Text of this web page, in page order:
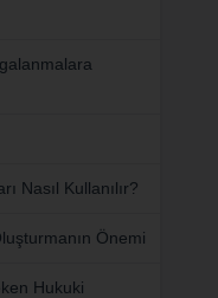
Nasıl Kullanılır?
Önemi
Hukuki